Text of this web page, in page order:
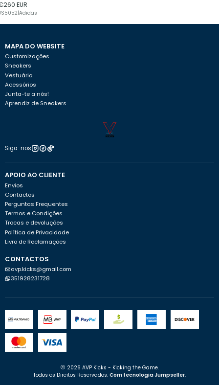
EUR
|Adidas
MAPA DO WEBSITE
Customizações
Sneakers
Vestuário
Acessórios
Junta-te a nós!
Aprendiz de Sneakers
Siga-nos
APOIO AO CLIENTE
Envios
Contactos
Perguntas Frequentes
Termos e Condições
Trocas e devoluções
Política de Privacidade
Livro de Reclamações
CONTACTOS
avp.kicks@gmail.com
351928231728
2026 AVP Kicks - Kicking the Game.
Todos os Direitos Reservados. Com tecnologia Jumpseller.